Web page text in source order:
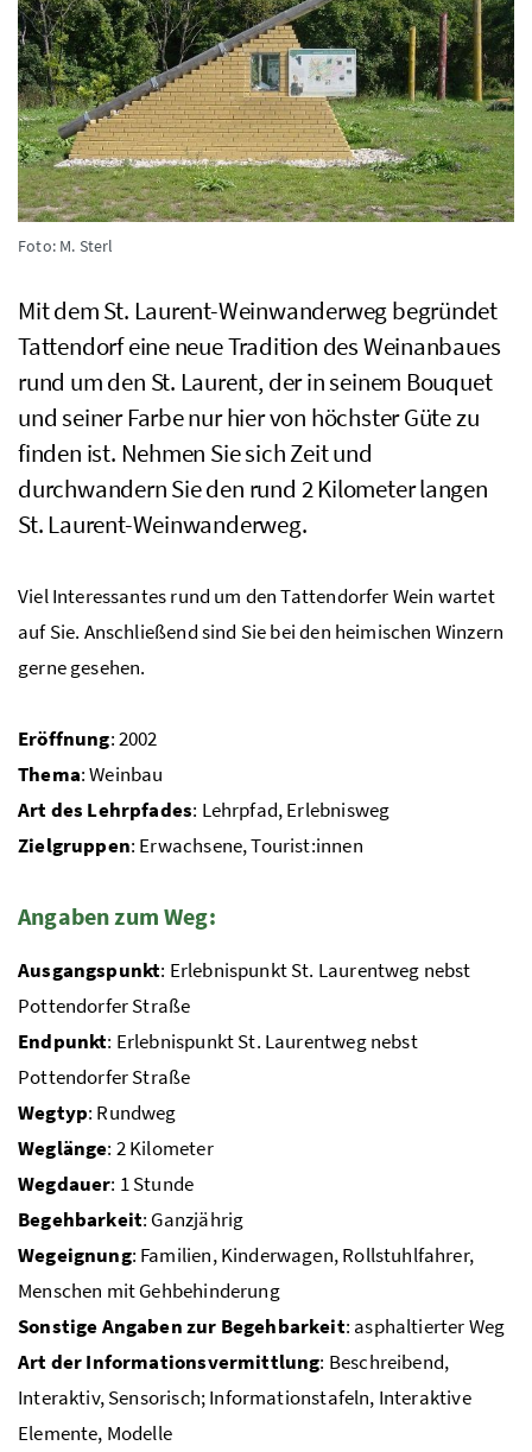
Foto: M. Sterl
Mit demSt. Laurent-Weinwanderweg begründet
Tattendorf eine neue Tradition des Weinanbaues
rund um den St. Laurent, der in seinem Bouquet
und seiner Farbe nur hier von höchster Güte zu
finden ist. Nehmen Sie sich Zeit und
durchwandern Sie den rund 2 Kilometer langen
St. Laurent-Weinwanderweg.
Viel Interessantes rund um den Tattendorfer Wein wartet
auf Sie. Anschließend sind Sie bei den heimischen Winzern
gerne gesehen.
Eröffnung: 2002
Thema: Weinbau
Art des Lehrpfades: Lehrpfad, Erlebnisweg
Zielgruppen: Erwachsene, Tourist:innen
Angaben zum Weg:
Ausgangspunkt: ErlebnispunktSt. Laurentweg nebst
Pottendorfer Straße
Endpunkt: ErlebnispunktSt. Laurentweg nebst
Pottendorfer Straße
Wegtyp: Rundweg
Weglänge: 2 Kilometer
Wegdauer: 1 Stunde
Begehbarkeit: Ganzjährig
Wegeignung: Familien, Kinderwagen, Rollstuhlfahrer,
Menschen mit Gehbehinderung
Sonstige Angaben zur Begehbarkeit: asphaltierter Weg
Art der Informationsvermittlung: Beschreibend,
Interaktiv, Sensorisch; Informationstafeln, Interaktive
Elemente, Modelle